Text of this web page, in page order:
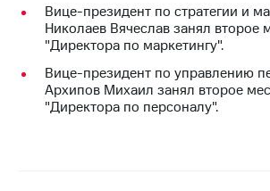
Порядок
выкупа
акций
Дивиденды
Рынок
облигаций
Вице-президент по стратегии и
Николаев Вячеслав занял второе
"Директора по маркетингу".
Вице-президент по управлению
Архипов Михаил занял второе
"Директора по персоналу".